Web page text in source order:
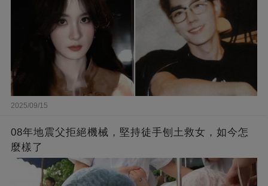
2025/09/15
08年地震父拒絕機械，堅持徒手刨土救女，如今怎
麼樣了